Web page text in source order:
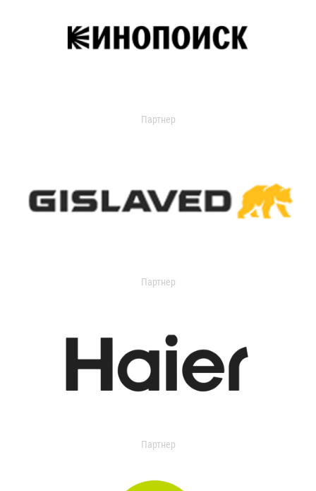
Партнер
Партнер
Партнер